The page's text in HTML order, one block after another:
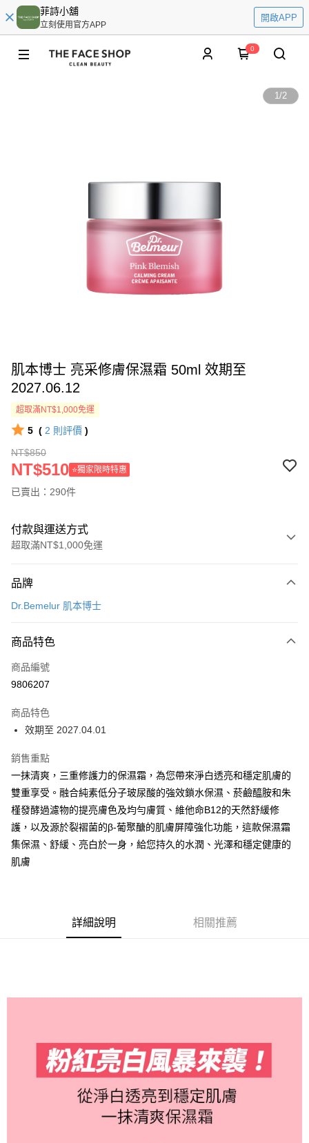
菲詩小舖
立刻使用官方APP
開啟APP
0
1/2
肌本博士 亮采修膚保濕霜 50ml 效期至
2027.06.12
超取滿NT$1,000免運
5 ( 2 則評價 )
NT$850
NT$510 ⭐獨家限時特惠
已賣出：290件
付款與運送方式
超取滿NT$1,000免運
信用卡一次付款
LINE Pay
Apple Pay
悠遊付
AFTEE先享後付
相關說明
AFTEE先享後付是「在收到商品之後才付款」的支付方式。 讓您購物簡單
便利好安心！
１．簡單：不需註冊會員、不需綁卡、不需儲值。
２．便利：只要手機號碼，簡訊認證，即可結帳。
３．安心：先確認商品／服務後，再付款。
２．訂單成立數日內，您將收到繳費通知簡訊。
３．收到繳費通知簡訊後14天內，點擊此簡訊中的連結，可透過四大超商／
【注意事項】
１．透過由恩沛科技股份有限公司提供之「AFTEE先享後付」服務完成之交
易，需依本服務之必要範圍內提供個人資料，並將交易相關給付款項請求債
權轉讓予恩沛科技股份有限公司。
２．關於個人資料處理事宜，請瀏覽以下網址：
https://aftee.tw/terms/#terms3
３．未成年的使用者請事先徵得法定代理人或監護人之同意方可使用
ATM付款
運送方式
全家取貨付款
每筆NT$85，滿NT$1,000(含以上)免運費
品牌
Dr.Bemelur 肌本博士
商品特色
商品編號
9806207
商品特色
效期至 2027.04.01
銷售重點
一抹清爽，三重修護力的保濕霜，為您帶來淨白透亮和穩定肌膚的
雙重享受。融合純素低分子玻尿酸的強效鎖水保濕、菸鹼醯胺和朱
槿發酵過濾物的提亮膚色及均勻膚質、維他命B12的天然舒緩修
護，以及源於裂褶菌的β-葡聚醣的肌膚屏障強化功能，這款保濕霜
集保濕、舒緩、亮白於一身，給您持久的水潤、光澤和穩定健康的
肌膚
詳細說明 相關推薦